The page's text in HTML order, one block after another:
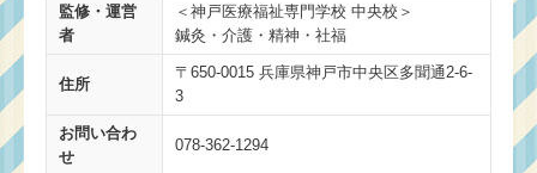
監修・運営
者
＜神戸医療福祉専門学校 中央校＞
鍼灸・介護・精神・社福
住所
〒650-0015 兵庫県神戸市中央区多聞通2-6-
3
お問い合わ
せ
078-362-1294